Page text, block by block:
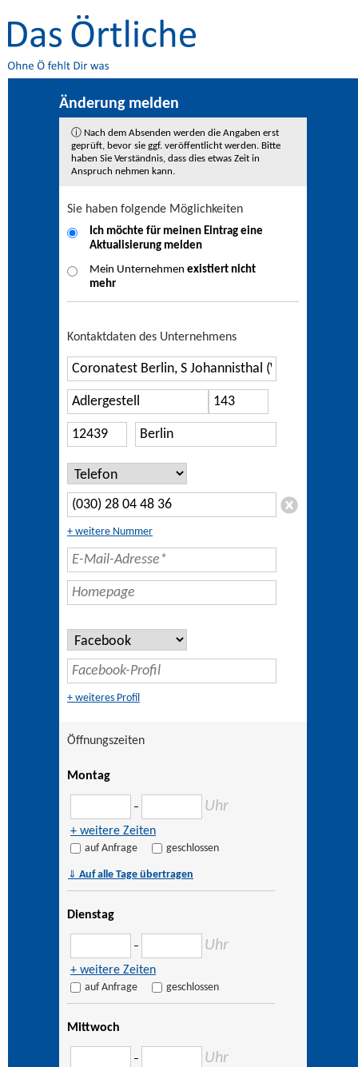
Änderung melden
ⓘ Nach dem Absenden werden die Angaben erst
geprüft, bevor sie ggf. veröffentlicht werden. Bitte
haben Sie Verständnis, dass dies etwas Zeit in
Anspruch nehmen kann.
Sie haben folgende Möglichkeiten
Ich möchte für meinen Eintrag eine
Aktualisierung melden
Mein Unternehmen existiert nicht
mehr
Kontaktdaten des Unternehmens
+ weitere Nummer
+ weiteres Profil
Öffnungszeiten
Montag
– Uhr
+ weitere Zeiten
auf Anfrage geschlossen
⇓ Auf alle Tage übertragen
Dienstag
– Uhr
+ weitere Zeiten
auf Anfrage geschlossen
Mittwoch
– Uhr